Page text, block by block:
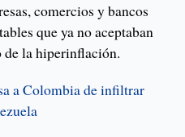
comercios y bancos
que ya no aceptaban
de la hiperinflación.
a Colombia de infiltrar